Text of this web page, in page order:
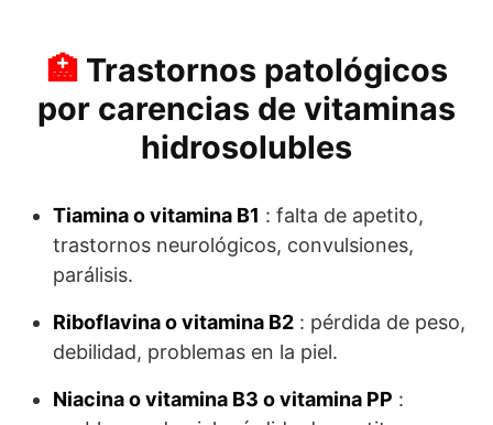
Trastornos patológicos
por carencias de vitaminas
hidrosolubles
Tiamina o vitamina B1 : falta de apetito,
trastornos neurológicos, convulsiones,
parálisis.
Riboflavina o vitamina B2 : pérdida de peso,
debilidad, problemas en la piel.
Niacina o vitamina B3 o vitamina PP :